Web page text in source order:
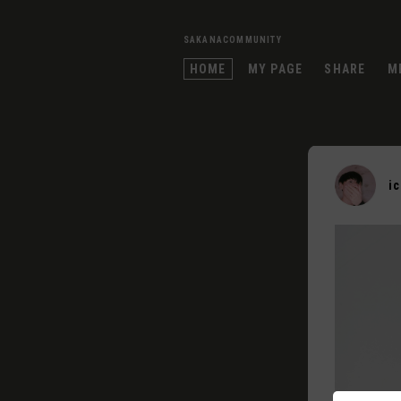
SAKANACOMMUNITY
HOME MY PAGE SHARE